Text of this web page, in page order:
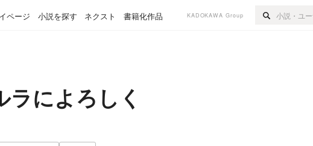
ページ 小説を探す ネクスト 書籍化作品 KADOKAWA Group
ラによろしく